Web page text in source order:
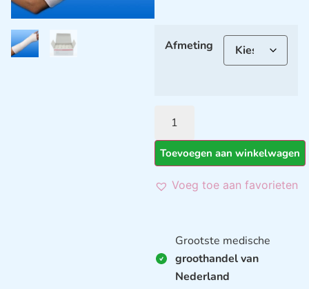
Afmeting
Toevoegen aan winkelwagen
Voeg toe aan favorieten
Grootste medische
groothandel van
Nederland